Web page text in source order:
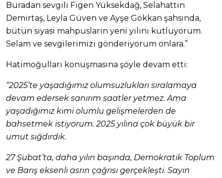
Buradan sevgili Figen Yüksekdağ, Selahattin
Demirtaş, Leyla Güven ve Ayşe Gökkan şahsında,
bütün siyasi mahpusların yeni yılını kutluyorum.
Selam ve sevgilerimizi gönderiyorum onlara.”
Hatimoğulları konuşmasına şöyle devam etti:
“2025’te yaşadığımız olumsuzlukları sıralamaya
devam edersek sanırım saatler yetmez. Ama
yaşadığımız kimi olumlu gelişmelerden de
bahsetmek istiyorum. 2025 yılına çok büyük bir
umut sığdırdık.
27 Şubat’ta, daha yılın başında, Demokratik Toplum
ve Barış eksenli asrın çağrısı gerçekleşti. Sayın